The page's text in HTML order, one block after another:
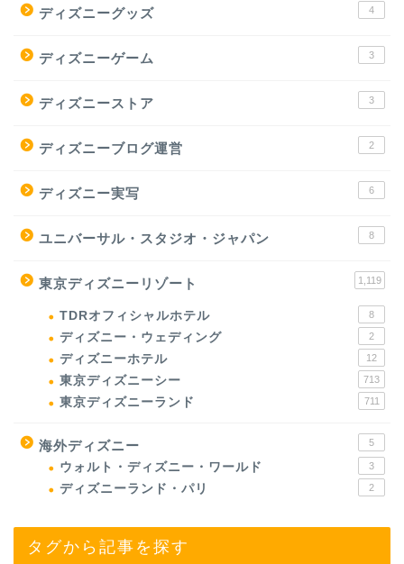
ディズニーグッズ 4
ディズニーゲーム 3
ディズニーストア 3
ディズニーブログ運営 2
ディズニー実写 6
ユニバーサル・スタジオ・ジャパン 8
東京ディズニーリゾート 1,119
TDRオフィシャルホテル 8
ディズニー・ウェディング 2
ディズニーホテル 12
東京ディズニーシー 713
東京ディズニーランド 711
海外ディズニー 5
ウォルト・ディズニー・ワールド 3
ディズニーランド・パリ 2
タグから記事を探す